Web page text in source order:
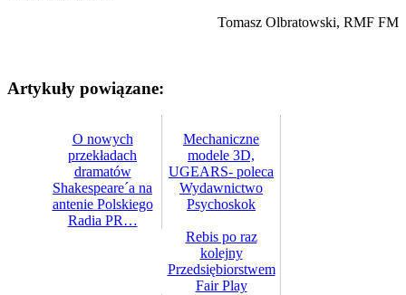
Tomasz Olbratowski, RMF FM
Artykuły powiązane:
O nowych
przekładach
dramatów
Shakespeare´a na
antenie Polskiego
Radia PR…
Mechaniczne
modele 3D,
UGEARS- poleca
Wydawnictwo
Psychoskok
Rebis po raz
kolejny
Przedsiębiorstwem
Fair Play